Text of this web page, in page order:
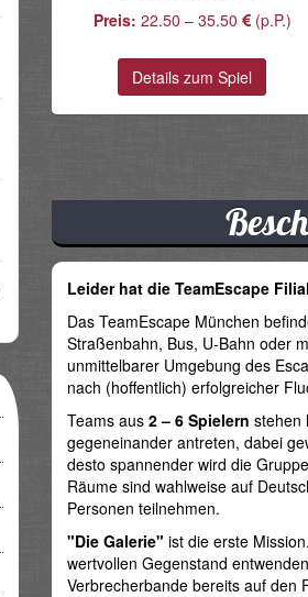
Preis: 22.50 – 35.50 (p.P.)
Details zum Spiel
Leider hat die TeamEscape
Das TeamEscape München
Straßenbahn, Bus, U-Bahn oder
unmittelbarer Umgebung des
nach (hoffentlich) erfolgreicher
Teams aus 2 – 6 Spielern stehen
gegeneinander antreten, dabei
desto spannender wird die
Räume sind wahlweise auf
Personen teilnehmen.
"Die Galerie" ist die erste
wertvollen Gegenstand
Verbrecherbande bereits auf den